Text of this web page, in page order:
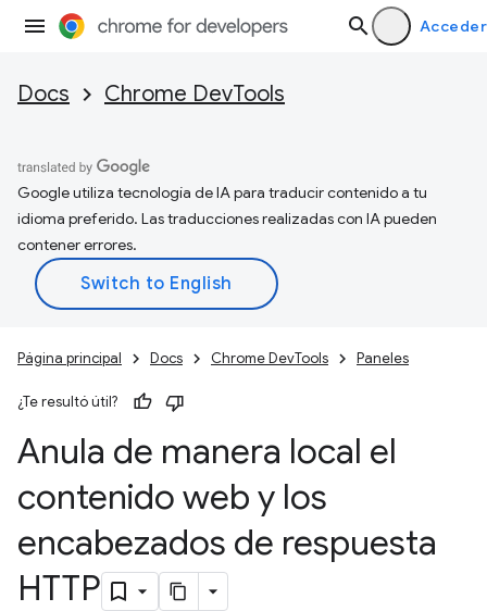
Acceder
Docs Chrome DevTools
Google utiliza tecnología de IA para traducir contenido a tu
idioma preferido. Las traducciones realizadas con IA pueden
contener errores.
Página principal Docs Chrome DevTools Paneles
¿Te resultó útil?
Anula de manera local el
contenido web y los
encabezados de respuesta
HTTP